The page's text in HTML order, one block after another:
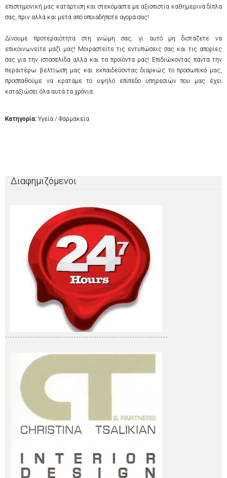
επιστημονική μας κατάρτιση και στεκόμαστε με αξιοπιστία καθημερινά δίπλα
σας, πριν αλλά και μετά από οποιαδήποτε αγορά σας!
Δίνουμε προτεραιότητα στη γνώμη σας, γι αυτό μη διστάζετε να
επικοινωνείτε μαζί μας! Μοιραστείτε τις εντυπώσεις σας και τις απορίες
σας για την ιστοσελίδα αλλά και τα προϊόντα μας! Επιδιώκοντας πάντα την
περαιτέρω βελτίωσή μας και εκπαιδεύοντας διαρκώς το προσωπικό μας,
προσπαθούμε να κρατάμε το υψηλό επίπεδο υπηρεσιών που μας έχει
καταξιώσει όλα αυτά τα χρόνια.
Κατηγορία: Υγεία / Φαρμακεία
Διαφημιζόμενοι